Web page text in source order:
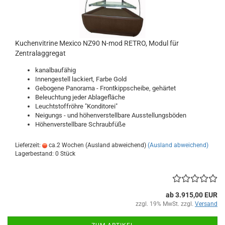
Kuchenvitrine Mexico NZ90 N-mod RETRO, Modul für
Zentralaggregat
kanalbaufähig
Innengestell lackiert, Farbe Gold
Gebogene Panorama - Frontkippscheibe, gehärtet
Beleuchtung jeder Ablagefläche
Leuchtstoffröhre "Konditorei"
Neigungs - und höhenverstellbare Ausstellungsböden
Höhenverstellbare Schraubfüße
Lieferzeit: ca.2 Wochen (Ausland abweichend) (Ausland abweichend)
Lagerbestand: 0 Stück
ab 3.915,00 EUR
zzgl. 19% MwSt. zzgl. Versand